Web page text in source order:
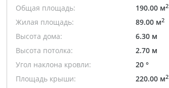
Общая площадь:
190.00 м2
Жилая площадь: 89.00 м2
Высота дома:
6.30 м
Высота потолка:
2.70 м
Угол наклона кровли:
20 °
Площадь крыши:
220.00 м2